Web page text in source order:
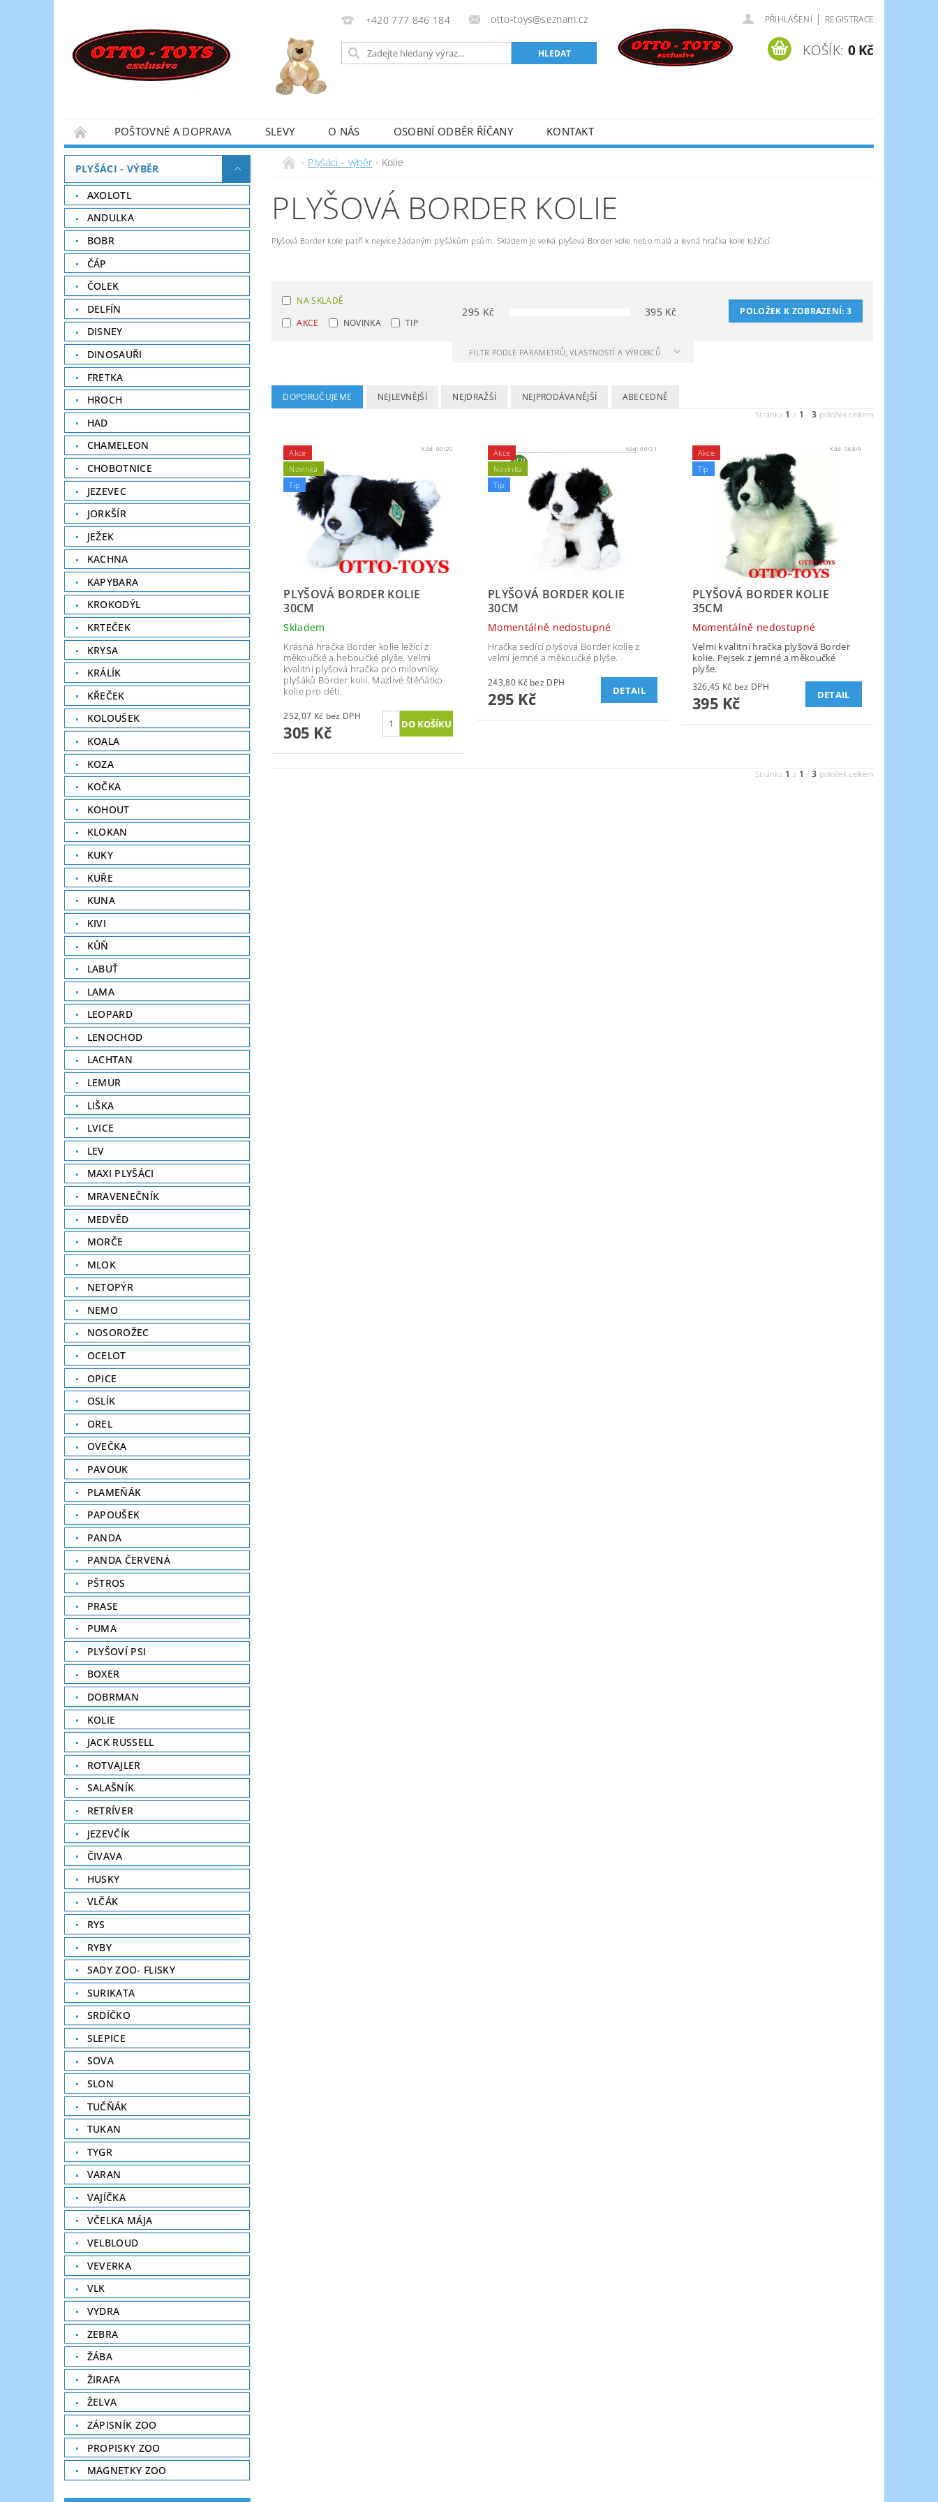
+420 777 846 184 otto-toys@seznam.cz PŘIHLÁŠENÍ | REGISTRACE
KOŠÍK: 0 Kč
POŠTOVNÉ A DOPRAVA SLEVY O NÁS OSOBNÍ ODBĚR ŘÍČANY KONTAKT
PLYŠÁCI - VÝBĚR
AXOLOTL
ANDULKA
BOBR
ČÁP
ČOLEK
DELFÍN
DISNEY
DINOSAUŘI
FRETKA
HROCH
HAD
CHAMELEON
CHOBOTNICE
JEZEVEC
JORKŠÍR
JEŽEK
KACHNA
KAPYBARA
KROKODÝL
KRTEČEK
KRYSA
KRÁLÍK
KŘEČEK
KOLOUŠEK
KOALA
KOZA
KOČKA
KOHOUT
KLOKAN
KUKY
KUŘE
KUNA
KIVI
KŮŇ
LABUŤ
LAMA
LEOPARD
LENOCHOD
LACHTAN
LEMUR
LIŠKA
LVICE
LEV
MAXI PLYŠÁCI
MRAVENEČNÍK
MEDVĚD
MORČE
MLOK
NETOPÝR
NEMO
NOSOROŽEC
OCELOT
OPICE
OSLÍK
OREL
OVEČKA
PAVOUK
PLAMEŇÁK
PAPOUŠEK
PANDA
PANDA ČERVENÁ
PŠTROS
PRASE
PUMA
PLYŠOVÍ PSI
BOXER
DOBRMAN
KOLIE
JACK RUSSELL
ROTVAJLER
SALAŠNÍK
RETRÍVER
JEZEVČÍK
ČIVAVA
HUSKY
VLČÁK
RYS
RYBY
SADY ZOO- FLISKY
SURIKATA
SRDÍČKO
SLEPICE
SOVA
SLON
TUČŇÁK
TUKAN
TYGR
VARAN
VAJÍČKA
VČELKA MÁJA
VELBLOUD
VEVERKA
VLK
VYDRA
ZEBRA
ŽÁBA
ŽIRAFA
ŽELVA
ZÁPISNÍK ZOO
PROPISKY ZOO
MAGNETKY ZOO
Plyšáci - výběr Kolie
PLYŠOVÁ BORDER KOLIE
Plyšová Border kolie patří k nejvíce žádaným plyšákům psům. Skladem je velká plyšová Border kolie nebo malá a levná hračka kolie ležíčící.
NA SKLADĚ
AKCE
NOVINKA TIP
295 Kč 395Kč POLOŽEK K ZOBRAZENÍ:3
FILTR PODLE PARAMETRŮ, VLASTNOSTÍ A VÝROBCŮ
DOPORUČUJEME NEJLEVNĚJŠÍ NEJDRAŽŠÍ NEJPRODÁVANĚJŠÍ ABECEDNĚ
Stránka 1 z 1 -3 položek celkem
Akce
Novinka
Tip
Kód: 00/20
PLYŠOVÁ BORDER KOLIE
30CM
Skladem
Krásná hračka Border kolie ležící z
měkoučké a heboučké plyše. Velmi
kvalitní plyšová hračka pro milovníky
plyšáků Border kolií. Mazlivé štěňátko
kolie pro děti.
252,07 Kč bez DPH
305 Kč
Akce
Novinka
Tip
Kód:00/21
PLYŠOVÁ BORDER KOLIE
30CM
Momentálně nedostupné
Hračka sedící plyšová Border kolie z
velmi jemné a měkoučké plyše.
243,80 Kč bez DPH
295 Kč DETAIL
Akce
Tip
Kód:068/A
PLYŠOVÁ BORDER KOLIE
35CM
Momentálně nedostupné
Velmi kvalitní hračka plyšová Border
kolie. Pejsek z jemné a měkoučké
plyše.
326,45 Kč bez DPH
395 Kč DETAIL
Stránka 1 z 1 -3 položek celkem